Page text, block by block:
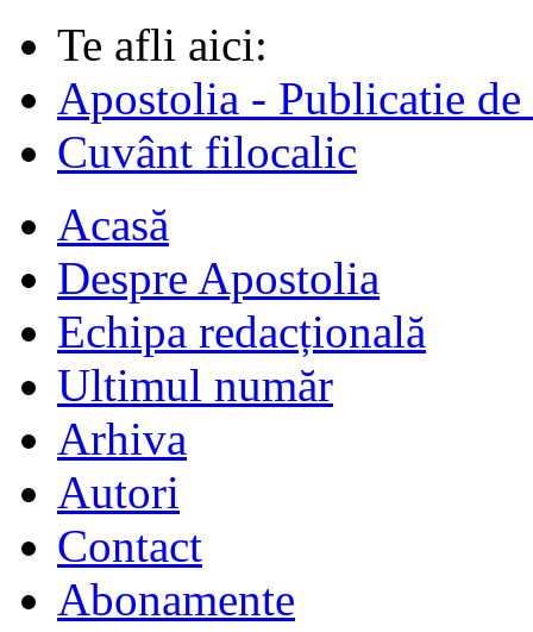
Te afli aici:
Apostolia - Publicatie
Cuvânt filocalic
Acasă
Despre Apostolia
Echipa redacțională
Ultimul număr
Arhiva
Autori
Contact
Abonamente